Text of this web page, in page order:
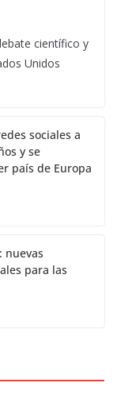
científico y
Unidos
sociales a
y se
país de Europa
nuevas
para las